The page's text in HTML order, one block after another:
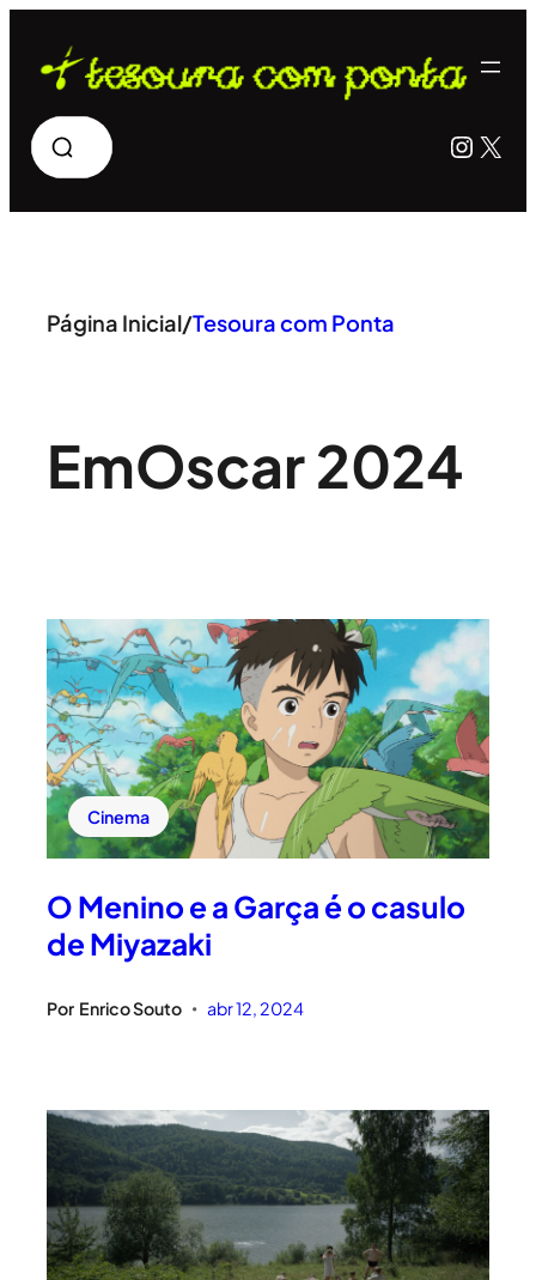
para
conteúdo
Pesquisar X
Página Inicial/Tesoura com Ponta
EmOscar 2024
Cinema
O Menino e a Garça é o casulo
de Miyazaki
Por Enrico Souto • abr 12, 2024